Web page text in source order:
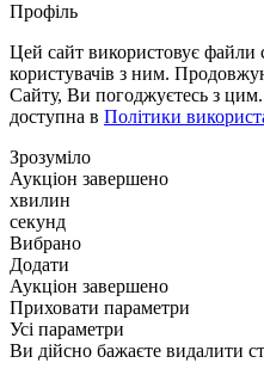
Профіль
Цей сайт використовує файли
користувачів з ним.
Сайту, Ви погоджуєтесь з
доступна в Політики
Зрозуміло
Аукціон завершено
хвилин
секунд
Вибрано
Додати
Аукціон завершено
Приховати параметри
Усі параметри
Ви дійсно бажаєте видалити